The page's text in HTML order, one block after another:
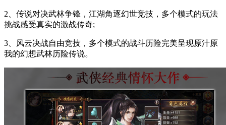
2、传说对决武林争锋，江湖角逐幻世竞技，多个模式的玩法
挑战感受真实的激战传奇;
3、风云决战自由竞技，多个模式的战斗历险完美呈现原汁原
我的幻想武林历险传说。